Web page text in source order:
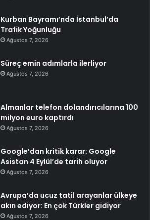
Kurban Bayramı’nda İstanbul’da
Trafik Yoğunluğu
Ağustos 7, 2026
Süreç emin adımlarla ilerliyor
Ağustos 7, 2026
Almanlar telefon dolandırıcılarına 100
milyon euro kaptırdı
Ağustos 7, 2026
Google’dan kritik karar: Google
Asistan 4 Eylül’de tarih oluyor
Ağustos 7, 2026
Avrupa’da ucuz tatil arayanlar ülkeye
akın ediyor: En çok Türkler gidiyor
Ağustos 7, 2026